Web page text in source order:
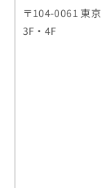
〒104-0061 東
3F・4F